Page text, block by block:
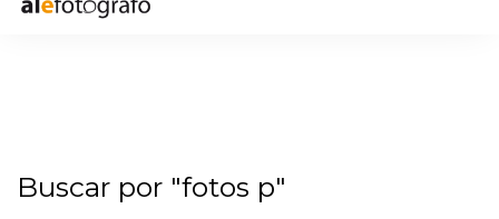
Buscar por "fotos p"